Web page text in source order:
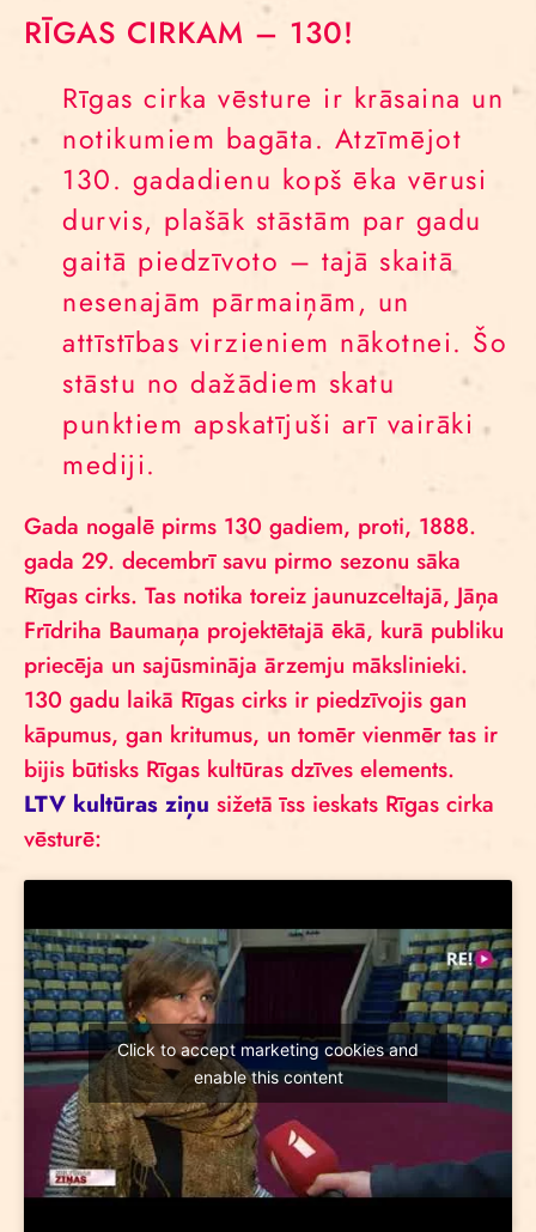
RĪGAS CIRKAM – 130!
Rīgas cirka vēsture ir krāsaina un
notikumiem bagāta. Atzīmējot
130. gadadienu kopš ēka vērusi
durvis, plašāk stāstām par gadu
gaitā piedzīvoto – tajā skaitā
nesenajām pārmaiņām, un
attīstības virzieniem nākotnei. Šo
stāstu no dažādiem skatu
punktiem apskatījuši arī vairāki
mediji.
Gada nogalē pirms 130 gadiem, proti, 1888.
gada 29. decembrī savu pirmo sezonu sāka
Rīgas cirks. Tas notika toreiz jaunuzceltajā, Jāņa
Frīdriha Baumaņa projektētajā ēkā, kurā publiku
priecēja un sajūsmināja ārzemju mākslinieki.
130 gadu laikā Rīgas cirks ir piedzīvojis gan
kāpumus, gan kritumus, un tomēr vienmēr tas ir
bijis būtisks Rīgas kultūras dzīves elements.
LTV kultūras ziņu sižetā īss ieskats Rīgas cirka
vēsturē:
Click to accept marketing cookies and
enable this content